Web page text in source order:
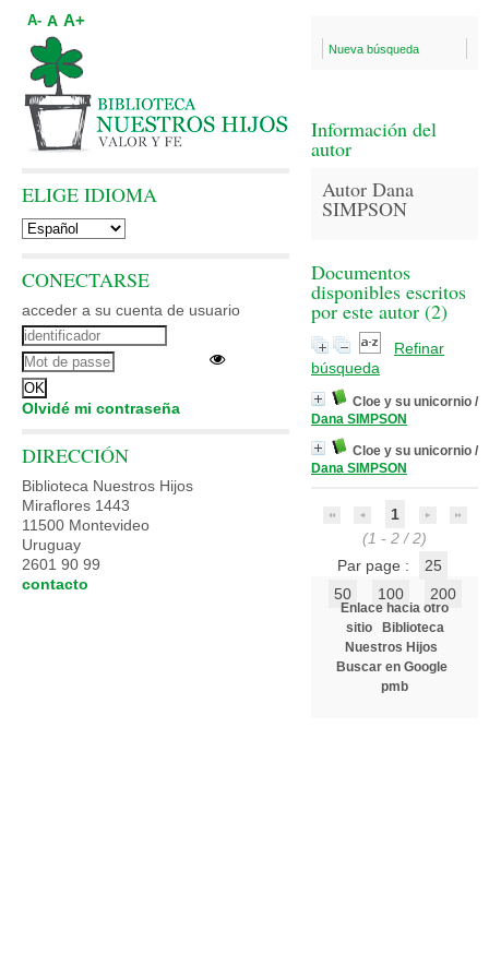
Nueva búsqueda
Información del
autor
Autor Dana
SIMPSON
Documentos
disponibles escritos
por este autor (2)
Refinar
búsqueda
Cloe y su unicornio /
Dana SIMPSON
Cloe y su unicornio /
Dana SIMPSON
1
(1 - 2 / 2)
Par page :
25
50
100 200
Enlace hacia otro
sitio
Biblioteca
Nuestros Hijos
Buscar en Google
pmb
A- A A+
ELIGE IDIOMA
CONECTARSE
acceder a su cuenta de usuario
Olvidé mi contraseña
DIRECCIÓN
Biblioteca Nuestros Hijos
Miraflores 1443
11500 Montevideo
Uruguay
2601 90 99
contacto